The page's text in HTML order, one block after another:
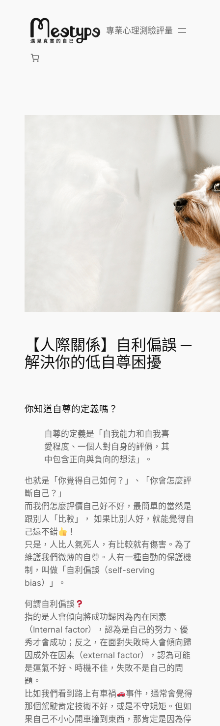
專業心理測驗評量
【人際關係】自利偏誤 ─
解決你的低自尊困擾
你知道自尊的定義嗎？
自尊的定義是「自我能力和自我喜
愛程度、一個人對自身的評價，其
中包含正向與負向的想法」。
也就是「你覺得自己如何？」、「你會怎麼評
斷自己？」
而我們怎麼評價自己好不好，最簡單的當然是
跟別人「比較」， 如果比別人好，就能覺得自
己還不錯
！
只是，人比人氣死人，有比較就有傷害。為了
維護我們微薄的自尊。人有一種自動的保護機
制，叫做「自利偏誤（self-serving
bias）」。
何謂自利偏誤
指的是人會傾向將成功歸因為內在因素
（Internal factor），認為是自己的努力、優
秀才會成功；反之，在面對失敗時人會傾向歸
因成外在因素（external factor），認為可能
是運氣不好、時機不佳，失敗不是自己的問
題。
比如我們看到路上有車禍
事件，通常會覺得
那個駕駛肯定技術不好，或是不守規矩。但如
果自己不小心開車撞到東西，那肯定是因為停